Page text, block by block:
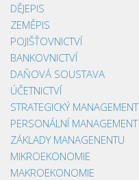
DĚJEPIS
ZEMĚPIS
POJIŠŤOVNICTVÍ
BANKOVNICTVÍ
DAŇOVÁ SOUSTAVA
ÚČETNICTVÍ
STRATEGICKÝ MANAGEMENT
PERSONÁLNÍ MANAGEMENT
ZÁKLADY MANAGENENTU
MIKROEKONOMIE
MAKROEKONOMIE